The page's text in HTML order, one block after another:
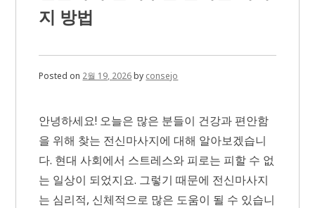
신
을
현
실
로
지 방법
Posted on 2월 19, 2026by consejo
안녕하세요! 오늘은 많은 분들이 건강과 편안함
을 위해 찾는 전신마사지에 대해 알아보겠습니
다. 현대 사회에서 스트레스와 피로는 피할 수 없
는 일상이 되었지요. 그렇기 때문에 전신마사지
는 심리적, 신체적으로 많은 도움이 될 수 있습니